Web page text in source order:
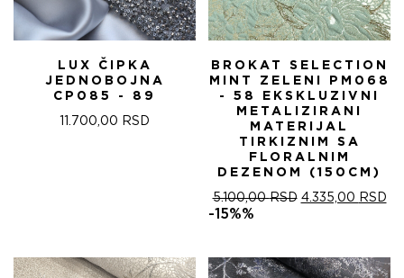
LUX ČIPKA
JEDNOBOJNA
CP085 - 89
11.700,00 RSD
BROKAT SELECTION
MINT ZELENI PM068
- 58 EKSKLUZIVNI
METALIZIRANI
MATERIJAL
TIRKIZNIM SA
FLORALNIM
DEZENOM (150CM)
5.100,00RSD ОРИГИНАЛНА
5.100,00 RSD.
4.335,00 RSD
-15%%